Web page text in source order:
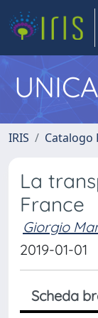
IRIS Catalogo
La
France
Giorgio
2019-01-01
Scheda